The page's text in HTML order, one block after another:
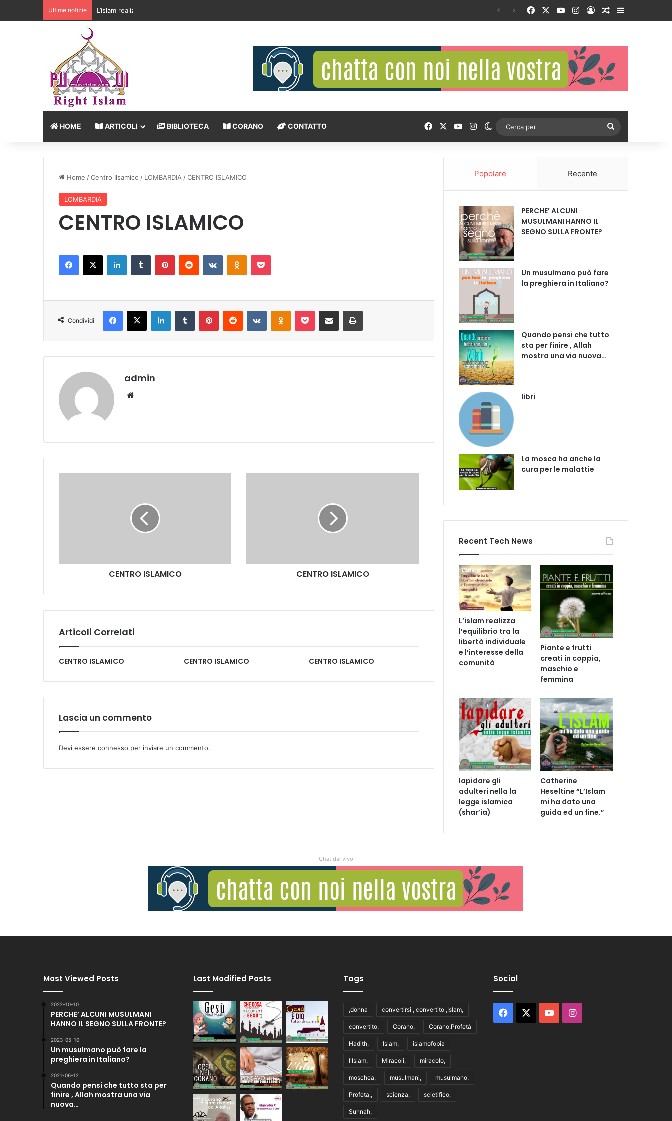
Ultime notizie L’islam realizza l’equilibrio tra la libertà individuale e l’interesse della comunità Facebook You TubeInstagram
AccediUn articolo a
HOME ARTICOLI BIBLIOTECA CORANO CONTATTO Facebook You TubeInstagramCambia aspetto
per
Home /Centro Ilsamico / LOMBARDIA /CENTRO ISLAMICO
LOMBARDIA
CENTRO ISLAMICO
Condividi
admin
CENTRO ISLAMICO CENTRO ISLAMICO
Articoli Correlati
CENTRO ISLAMICO CENTRO ISLAMICO CENTRO ISLAMICO
Lascia un commento
Devi essere connesso per inviare un commento.
Popolare Recente
PERCHE’ ALCUNI
MUSULMANI HANNO IL
SEGNO SULLA FRONTE?
Un musulmano può fare
la preghiera in Italiano?
Quando pensi che tutto
sta per finire , Allah
mostra una via nuova…
libri
La mosca ha anche la
cura per le malattie
Recent Tech News
L’islam realizza
l’equilibrio tra la
libertà individuale
e l’interesse della
comunità
Piante e frutti
creati in coppia,
maschio e
femmina
lapidare gli
adulteri nella la
legge islamica
(shar’ia)
Catherine
Heseltine “L’Islam
mi ha dato una
guida ed un fine.”
Chat dal vivo
Most Viewed Posts
2022-10-10
PERCHE’ ALCUNI MUSULMANI
HANNO IL SEGNO SULLA FRONTE?
2023-05-10
Un musulmano può fare la
preghiera in Italiano?
2021-06-12
Quando pensi che tutto sta per
finire , Allah mostra una via
nuova…
Last Modified Posts Tags
,donna convertirsi , convertito ,Islam,
convertito, Corano, Corano,Profetà
Hadith, Islam, islamofobia
l'Islam, Miracoli, miracolo,
moschea, musulmani, musulmano,
Profeta,, scienza, scietifico,
Sunnah,
Social
Facebook
You Instagram